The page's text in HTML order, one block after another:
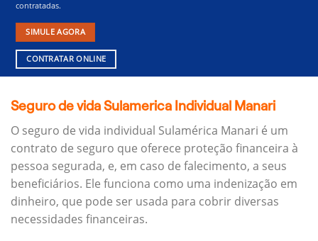
contratadas.
SIMULE AGORA
CONTRATAR ONLINE
Seguro de vida Sulamerica Individual Manari
O seguro de vida individual Sulamérica Manari é um
contrato de seguro que oferece proteção financeira à
pessoa segurada, e, em caso de falecimento, a seus
beneficiários. Ele funciona como uma indenização em
dinheiro, que pode ser usada para cobrir diversas
necessidades financeiras.